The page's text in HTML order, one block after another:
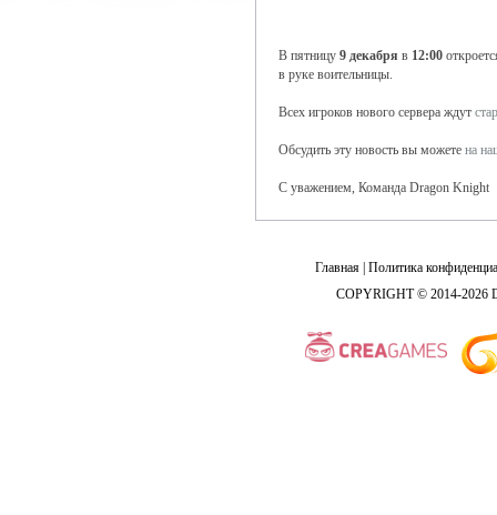
В пятницу 9 декабря в 12:00
в руке воительницы.
Всех игроков нового сервера ждут
Обсудить эту новость вы можете на
С уважением, Команда Dragon Knight
Главная Политика
COPYRIGHT © 2014-2026